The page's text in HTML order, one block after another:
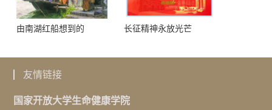
由南湖红船想到的 长征精神永放光芒
友情链接
国家开放大学生命健康学院